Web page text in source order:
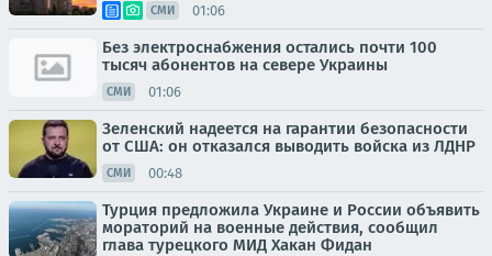
СМИ 01:06
Без электроснабжения остались почти 100
тысяч абонентов на севере Украины
СМИ 01:06
Зеленский надеется на гарантии безопасности
от США: он отказался выводить войска из ЛДНР
СМИ 00:48
Турция предложила Украине и России объявить
мораторий на военные действия, сообщил
глава турецкого МИД Хакан Фидан